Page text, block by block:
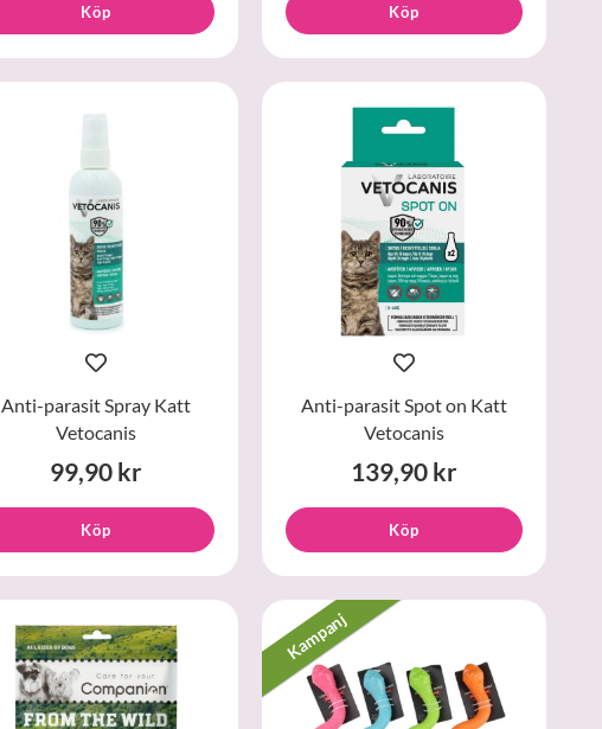
Köp Köp
Anti-parasit Spray Katt
Vetocanis
99,90 kr
Köp
Anti-parasit Spot on Katt
Vetocanis
139,90 kr
Köp
Kampanj